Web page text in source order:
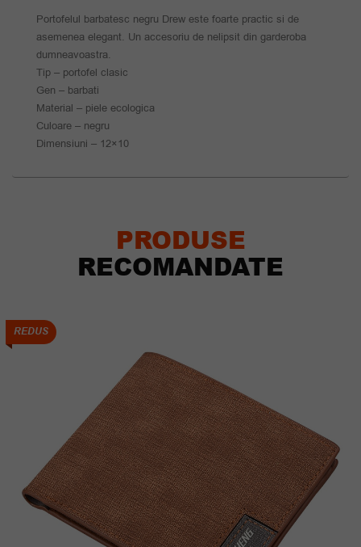
Portofelul barbatesc negru Drew este foarte practic si de
asemenea elegant. Un accesoriu de nelipsit din garderoba
dumneavoastra.
Tip – portofel clasic
Gen – barbati
Material – piele ecologica
Culoare – negru
Dimensiuni – 12×10
PRODUSE
RECOMANDATE
REDUS